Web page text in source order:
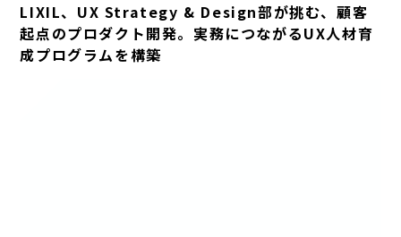
LIXIL、UX Strategy & Design部が挑む、顧客
起点のプロダクト開発。実務につながるUX人材育
成プログラムを構築